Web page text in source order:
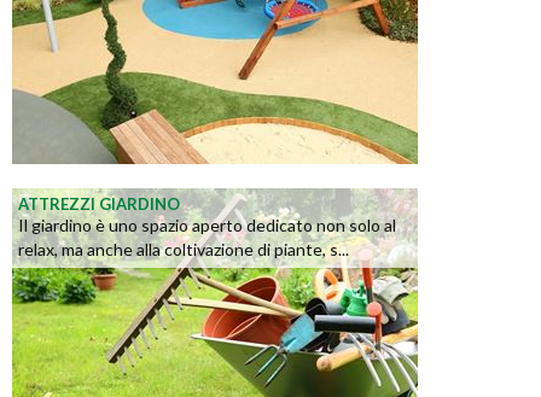
ATTREZZI GIARDINO
Il giardino è uno spazio aperto dedicato non solo al
relax, ma anche alla coltivazione di piante, s...